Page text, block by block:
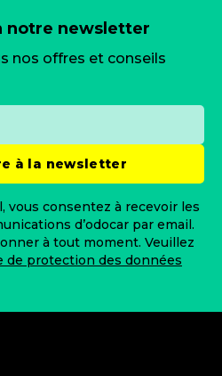
notre newsletter
nos offres et conseils
à la newsletter
vous consentez à recevoir les
d’odocar par email.
à tout moment. Veuillez
de protection des données